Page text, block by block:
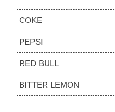
COKE
PEPSI
RED BULL
BITTER LEMON